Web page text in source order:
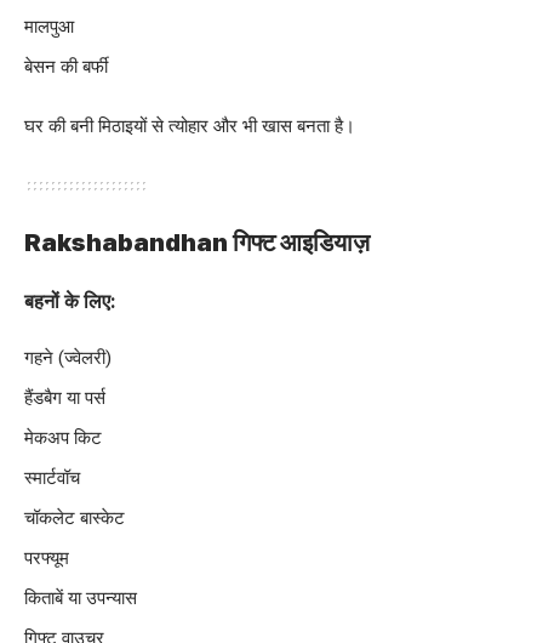
मालपुआ
बेसन की बर्फी
घर की बनी मिठाइयों से त्योहार और भी खास बनता है।
Rakshabandhan गिफ्ट आइडियाज़
बहनों के लिए:
गहने (ज्वेलरी)
हैंडबैग या पर्स
मेकअप किट
स्मार्टवॉच
चॉकलेट बास्केट
परफ्यूम
किताबें या उपन्यास
गिफ्ट वाउचर